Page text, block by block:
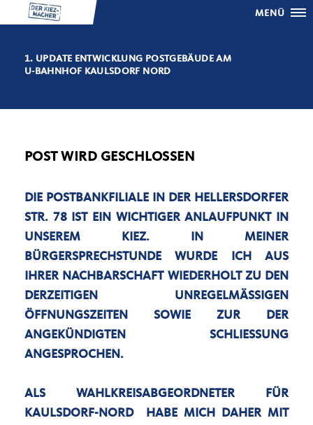
MENÜ
1. UPDATE ENTWICKLUNG POSTGEBÄUDE AM
U-BAHNHOF KAULSDORF NORD
POST WIRD GESCHLOSSEN
DIE POSTBANKFILIALE IN DER HELLERSDORFER
STR. 78 IST EIN WICHTIGER ANLAUFPUNKT IN
UNSEREM KIEZ. IN MEINER
BÜRGERSPRECHSTUNDE WURDE ICH AUS
IHRER NACHBARSCHAFT WIEDERHOLT ZU DEN
DERZEITIGEN UNREGELMÄSSIGEN Ö
FFNUNGSZEITEN SOWIE ZUR DER A
NGEKÜNDIGTEN SCHLIESSUNG AN
GESPROCHEN.
ALS WAHLKREISABGEORDNETER FÜR
KAULSDORF-NORD HABE MICH DAHER MIT